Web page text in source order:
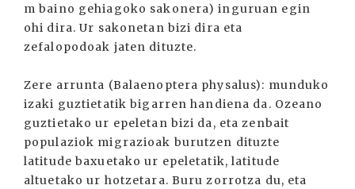
m baino gehiagoko sakonera) inguruan egin
ohi dira. Ur sakonetan bizi dira eta
zefalopodoak jaten dituzte.
Zere arrunta (Balaenoptera physalus): munduko
izaki guztietatik bigarren handiena da. Ozeano
guztietako ur epeletan bizi da, eta zenbait
populaziok migrazioak burutzen dituzte
latitude baxuetako ur epeletatik, latitude
altuetako ur hotzetara. Buru zorrotza du, eta